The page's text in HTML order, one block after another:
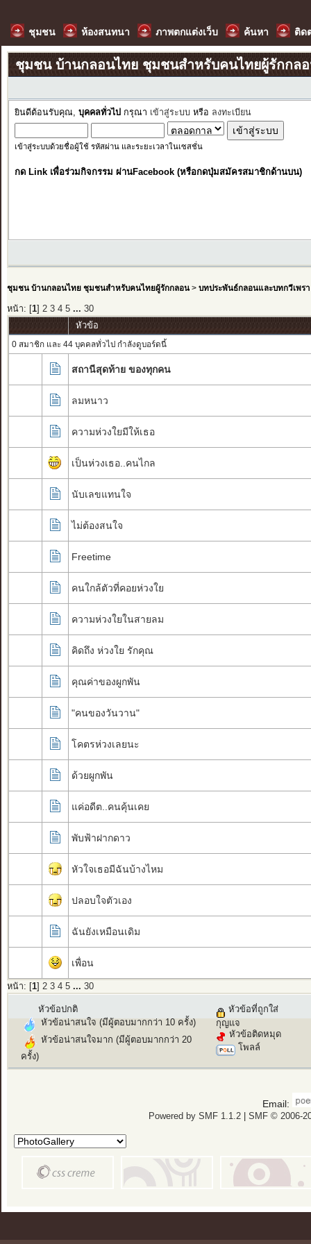
ชุมชน ห้องสนทนา ภาพตกแต่งเว็บ ค้นหา ติด
ชุมชน บ้านกลอนไทย ชุมชนสำหรับคนไทยผู้รักกล
ยินดีต้อนรับคุณ, บุคคลทั่วไป กรุณา เข้าสู่ระบบ หรือ ลงทะเบียน
เข้าสู่ระบบด้วยชื่อผู้ใช้ รหัสผ่าน และระยะเวลาในเซสชั่น
กด Link เพื่อร่วมกิจกรรม ผ่านFacebook (หรือกดปุ่มสมัครสมาชิกด้านบน)
ชุมชน บ้านกลอนไทย ชุมชนสำหรับคนไทยผู้รักกลอน> บทประพันธ์กลอนและบทกวีเพรา
หน้า: [ 1] 2 3 4 5 ... 30
หัวข้อ
0 สมาชิก และ 44 บุคคลทั่วไป กำลังดูบอร์ดนี้
สถานีสุดท้าย ของทุกคน
ลมหนาว
ความห่วงใยมีให้เธอ
เป็นห่วงเธอ..คนไกล
นับเลขแทนใจ
ไม่ต้องสนใจ
Freetime
คนใกล้ตัวที่คอยห่วงใย
ความห่วงใยในสายลม
คิดถึง ห่วงใย รักคุณ
คุณค่าของผูกพัน
"คนของวันวาน"
โคตรห่วงเลยนะ
ด้วยผูกพัน
แค่อดีต..คนคุ้นเคย
พับฟ้าฝากดาว
หัวใจเธอมีฉันบ้างไหม
ปลอบใจตัวเอง
ฉันยังเหมือนเดิม
เพื่อน
หน้า: [ 1] 2 3 4 5 ... 30
หัวข้อปกติ
หัวข้อน่าสนใจ (มีผู้ตอบมากกว่า 10 ครั้ง)
หัวข้อน่าสนใจมาก (มีผู้ตอบมากกว่า 20
ครั้ง)
หัวข้อที่ถูกใส่
กุญแจ
หัวข้อติดหมุด
โพลล์
Email:
Powered by SMF 1.1.2| SMF © 2006-